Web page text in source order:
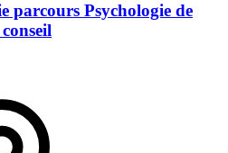
parcours Psychologie de